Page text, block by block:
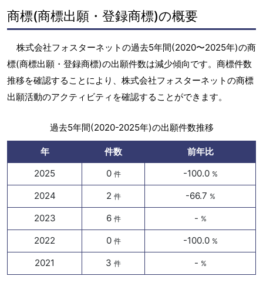
商標(商標出願・登録商標)の概要
株式会社フォスターネットの過去5年間(2020〜2025年)の商
標(商標出願・登録商標)の出願件数は減少傾向です。商標件数
推移を確認することにより、株式会社フォスターネットの商標
出願活動のアクティビティを確認することができます。
過去5年間(2020-2025年)の出願件数推移
年 件数
前年比
2025
0 件 -100.0 %
2024 2 件 -66.7 %
2023 6 件 - %
2022 0 件 -100.0 %
2021 3 件 - %